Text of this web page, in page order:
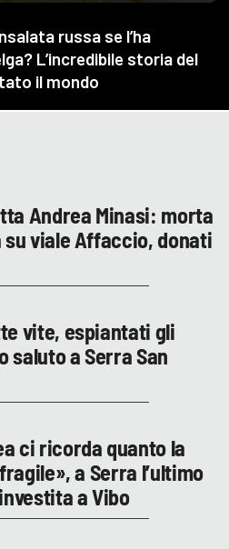
Andrea Minasi: morta
viale Affaccio, donati
vite, espiantati gli
saluto a Serra San
ci ricorda quanto la
a Serra l’ultimo
a Vibo